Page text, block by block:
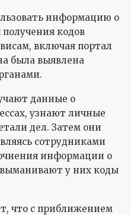
информацию о
получения кодов
включая портал
была выявлена
данные о
узнают личные
дел. Затем они
сотрудниками
информации о
у них коды
что с приближением